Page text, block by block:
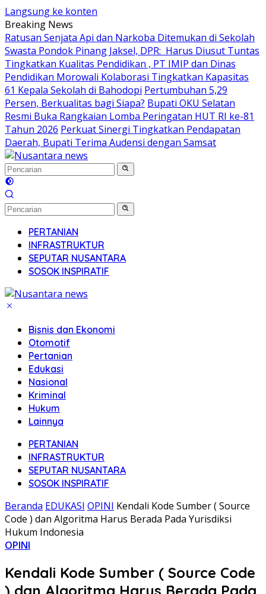
Langsung ke konten
Breaking News
Ratusan Senjata Api dan Narkoba Ditemukan di Sekolah
Swasta Pondok Pinang Jaksel, DPR: Harus Diusut Tuntas
Tingkatkan Kualitas Pendidikan , PT IMIP dan Dinas
Pendidikan Morowali Kolaborasi Tingkatkan Kapasitas
61 Kepala Sekolah di Bahodopi Pertumbuhan 5,29
Persen, Berkualitas bagi Siapa? Bupati OKU Selatan
Resmi Buka Rangkaian Lomba Peringatan HUT RI ke-81
Tahun 2026 Perkuat Sinergi Tingkatkan Pendapatan
Daerah, Bupati Terima Audensi dengan Samsat
PERTANIAN
INFRASTRUKTUR
SEPUTAR NUSANTARA
SOSOK INSPIRATIF
Bisnis dan Ekonomi
Otomotif
Pertanian
Edukasi
Nasional
Kriminal
Hukum
Lainnya
PERTANIAN
INFRASTRUKTUR
SEPUTAR NUSANTARA
SOSOK INSPIRATIF
Beranda EDUKASI OPINI Kendali Kode Sumber ( Source
Code ) dan Algoritma Harus Berada Pada Yurisdiksi
Hukum Indonesia
OPINI
Kendali Kode Sumber ( Source Code
) dan Algoritma Harus Berada Pada